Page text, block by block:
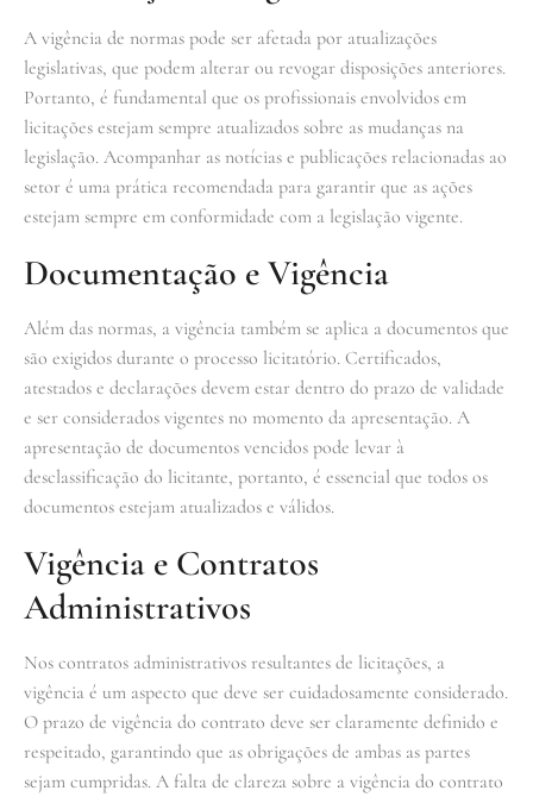
A vigência de normas pode ser afetada por atualizações
legislativas, que podem alterar ou revogar disposições anteriores.
Portanto, é fundamental que os profissionais envolvidos em
licitações estejam sempre atualizados sobre as mudanças na
legislação. Acompanhar as notícias e publicações relacionadas ao
setor é uma prática recomendada para garantir que as ações
estejam sempre em conformidade com a legislação vigente.
Documentação e Vigência
Além das normas, a vigência também se aplica a documentos que
são exigidos durante o processo licitatório. Certificados,
atestados e declarações devem estar dentro do prazo de validade
e ser considerados vigentes no momento da apresentação. A
apresentação de documentos vencidos pode levar à
desclassificação do licitante, portanto, é essencial que todos os
documentos estejam atualizados e válidos.
Vigência e Contratos
Administrativos
Nos contratos administrativos resultantes de licitações, a
vigência é um aspecto que deve ser cuidadosamente considerado.
O prazo de vigência do contrato deve ser claramente definido e
respeitado, garantindo que as obrigações de ambas as partes
sejam cumpridas. A falta de clareza sobre a vigência do contrato